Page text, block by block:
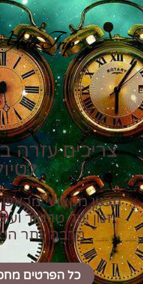
Trip
צריכים עזרה
תכנון מקצועי
זמן יקר טרטור
הרבה יותר
כל הפרטים